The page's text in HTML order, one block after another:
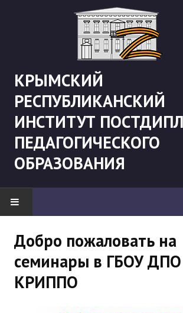
КРЫМСКИЙ
РЕСПУБЛИКАНСКИЙ
ИНСТИТУТ
ПЕДАГОГИЧЕСКОГО
ОБРАЗОВАНИЯ
"Боевая" русистика
Будни института
Добро пожаловать на
семинары в ГБОУ
КРИППО